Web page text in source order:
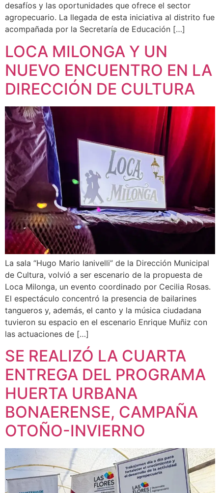
desafíos y las oportunidades que ofrece el sector
agropecuario. La llegada de esta iniciativa al distrito fue
acompañada por la Secretaría de Educación […]
LOCA MILONGA Y UN
NUEVO ENCUENTRO EN LA
DIRECCIÓN DE CULTURA
La sala “Hugo Mario Ianivelli” de la Dirección Municipal
de Cultura, volvió a ser escenario de la propuesta de
Loca Milonga, un evento coordinado por Cecilia Rosas.
El espectáculo concentró la presencia de bailarines
tangueros y, además, el canto y la música ciudadana
tuvieron su espacio en el escenario Enrique Muñiz con
las actuaciones de […]
SE REALIZÓ LA CUARTA
ENTREGA DEL PROGRAMA
HUERTA URBANA
BONAERENSE, CAMPAÑA
OTOÑO-INVIERNO